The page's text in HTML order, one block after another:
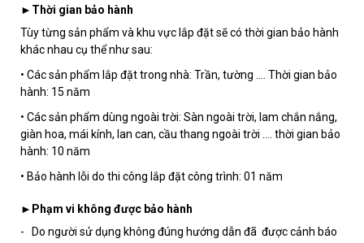
►Thời gian bảo hành
Tùy từng sản phẩm và khu vực lắp đặt sẽ có thời gian bảo hành
khác nhau cụ thể như sau:
• Các sản phẩm lắp đặt trong nhà: Trần, tường .... Thời gian bảo
hành: 15 năm
• Các sản phẩm dùng ngoài trời: Sàn ngoài trời, lam chắn nắng,
giàn hoa, mái kính, lan can, cầu thang ngoài trời .... thời gian bảo
hành: 10 năm
• Bảo hành lỗi do thi công lắp đặt công trình: 01 năm
►Phạm vi không được bảo hành
- Do người sử dụng không đúng hướng dẫn đã được cảnh báo